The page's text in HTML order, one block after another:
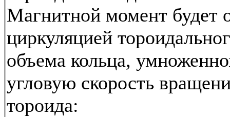
Магнитной момент будет
циркуляцией
объема кольца,
угловую скорость
тороида: